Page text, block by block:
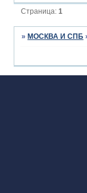
Страница:1
» МОСКВА И СПБ